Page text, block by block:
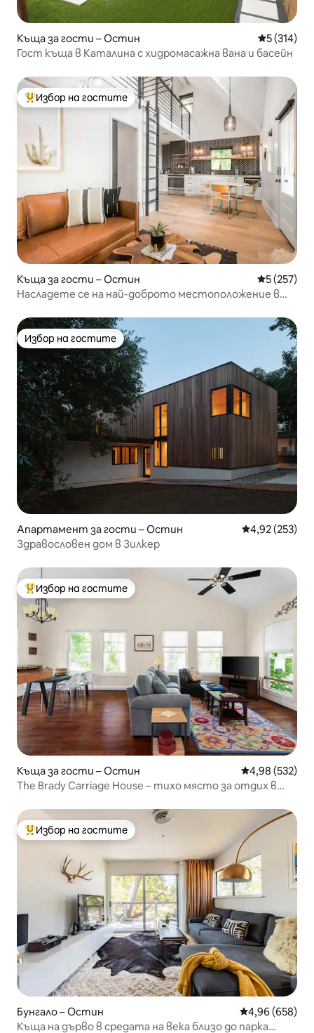
Къща за гости – Остин Средна
5 (314)
Гост къща в Каталина с хидромасажна вана и басейн
Най-популярен избор на гостите
Избор на гостите
Къща за гости – Остин Средна
5 (257)
Насладете се на най-доброто местоположение в
Избор на гостите
Избор на гостите
Апартамент за гости – Остин Средна
4,92 (253)
Здравословен дом в Зилкер
Най-популярен избор на гостите
Избор на гостите
Къща за гости – Остин Средна
4,98 (532)
The Brady Carriage House – тихо място за отдих в
Най-популярен избор на гостите
Избор на гостите
Бунгало – Остин Средна
4,96 (658)
Къща на дърво в средата на века близо до парка